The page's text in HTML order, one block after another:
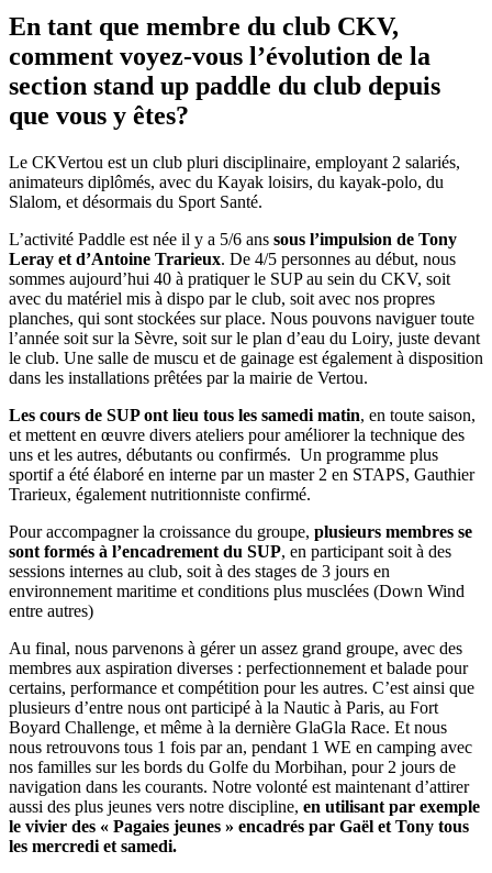
En tant que membre du club CKV,
comment voyez-vous l’évolution de la
section stand up paddle du club depuis
que vous y êtes?
Le CKVertou est un club pluri disciplinaire, employant 2 salariés,
animateurs diplômés, avec du Kayak loisirs, du kayak-polo, du
Slalom, et désormais du Sport Santé.
L’activité Paddle est née il y a 5/6 ans sous l’impulsion de Tony
Leray et d’Antoine Trarieux. De 4/5 personnes au début, nous
sommes aujourd’hui 40 à pratiquer le SUP au sein du CKV, soit
avec du matériel mis à dispo par le club, soit avec nos propres
planches, qui sont stockées sur place. Nous pouvons naviguer toute
l’année soit sur la Sèvre, soit sur le plan d’eau du Loiry, juste devant
le club. Une salle de muscu et de gainage est également à disposition
dans les installations prêtées par la mairie de Vertou.
Les cours de SUP ont lieu tous les samedi matin, en toute saison,
et mettent en œuvre divers ateliers pour améliorer la technique des
uns et les autres, débutants ou confirmés. Un programme plus
sportif a été élaboré en interne par un master 2 en STAPS, Gauthier
Trarieux, également nutritionniste confirmé.
Pour accompagner la croissance du groupe, plusieurs membres se
sont formés à l’encadrement du SUP, en participant soit à des
sessions internes au club, soit à des stages de 3 jours en
environnement maritime et conditions plus musclées (Down Wind
entre autres)
Au final, nous parvenons à gérer un assez grand groupe, avec des
membres aux aspiration diverses : perfectionnement et balade pour
certains, performance et compétition pour les autres. C’est ainsi que
plusieurs d’entre nous ont participé à la Nautic à Paris, au Fort
Boyard Challenge, et même à la dernière GlaGla Race. Et nous
nous retrouvons tous 1 fois par an, pendant 1 WE en camping avec
nos familles sur les bords du Golfe du Morbihan, pour 2 jours de
navigation dans les courants. Notre volonté est maintenant d’attirer
aussi des plus jeunes vers notre discipline, en utilisant par exemple
le vivier des « Pagaies jeunes » encadrés par Gaël et Tony tous
les mercredi et samedi.